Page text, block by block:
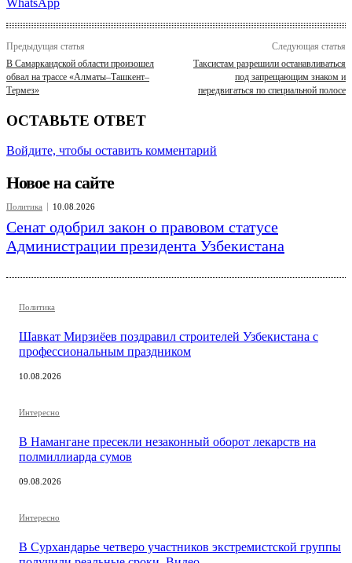
Предыдущая статья
В Самаркандской области произошел
обвал на трассе «Алматы–Ташкент–
Термез»
Следующая статья
Таксистам разрешили останавливаться
под запрещающим знаком и
передвигаться по специальной полосе
ОСТАВЬТЕ ОТВЕТ
Войдите, чтобы оставить комментарий
Новое на сайте
Политика 10.08.2026
Сенат одобрил закон о правовом статусе
Администрации президента Узбекистана
Политика
Шавкат Мирзиёев поздравил строителей Узбекистана с
профессиональным праздником
10.08.2026
Интересно
В Намангане пресекли незаконный оборот лекарств на
полмиллиарда сумов
09.08.2026
Интересно
В Сурхандарье четверо участников экстремистской группы